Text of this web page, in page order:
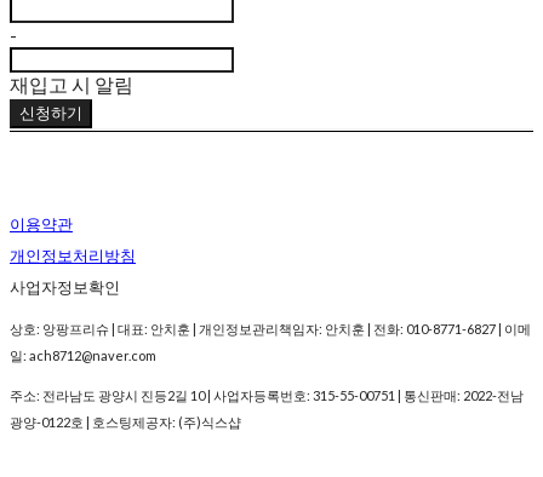
-
재입고 시 알림
신청하기
이용약관
개인정보처리방침
사업자정보확인
상호: 앙팡프리슈 | 대표: 안치훈 | 개인정보관리책임자: 안치훈 | 전화: 010-8771-6827 | 이메
일: ach8712@naver.com
주소: 전라남도 광양시 진등2길 10 | 사업자등록번호: 315-55-00751 | 통신판매: 2022-전남
광양-0122호 | 호스팅제공자: (주)식스샵